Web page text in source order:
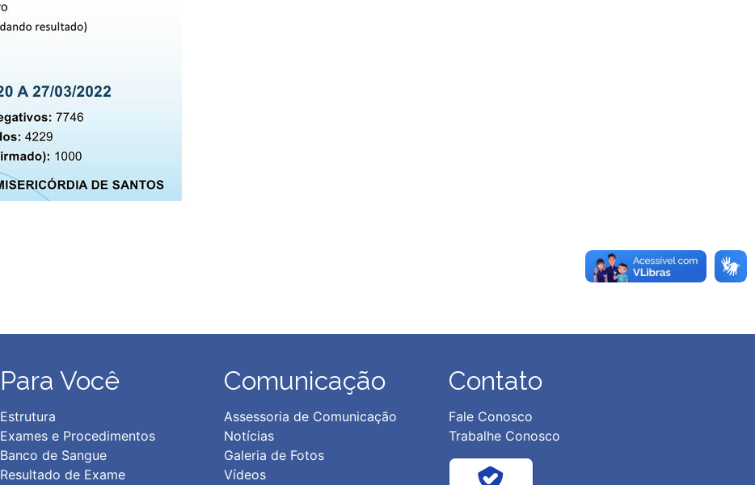
Para Você
Estrutura
Exames e Procedimentos
Banco de Sangue
Resultado de Exame
Comunicação
Assessoria de Comunicação
Notícias
Galeria de Fotos
Vídeos
Contato
Fale Conosco
Trabalhe Conosco